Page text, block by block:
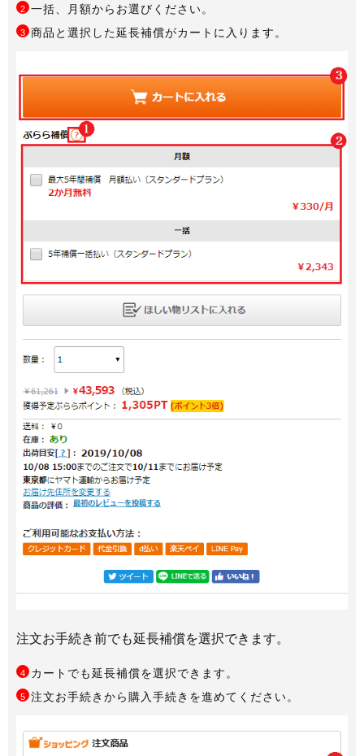
2 一括、月額からお選びください。
3 商品と選択した延長補償がカートに入ります。
注文お手続き前でも延長補償を選択できます。
4 カートでも延長補償を選択できます。
5 注文お手続きから購入手続きを進めてください。